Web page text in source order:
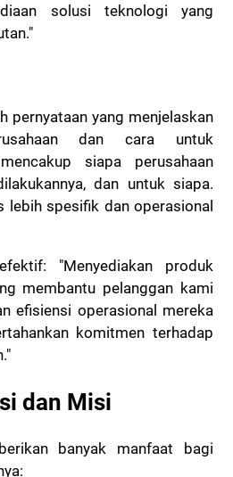
solusi teknologi yang
pernyataan yang menjelaskan
dan cara untuk
siapa perusahaan
dan untuk siapa.
lebih spesifik dan operasional
"Menyediakan produk
membantu pelanggan kami
efisiensi operasional mereka
komitmen terhadap
dan Misi
banyak manfaat bagi